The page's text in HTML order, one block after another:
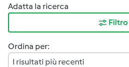
Adatta la ricerca
Filtro
Ordina per:
I risultati più recenti